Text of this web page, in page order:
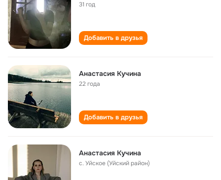
31 год
Добавить в друзья
Анастасия Кучина
22 года
Добавить в друзья
Анастасия Кучина
с. Уйское (Уйский район)